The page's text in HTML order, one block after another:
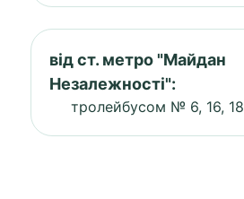
від ст. метро "Майдан
Незалежності":
тролейбусом № 6, 16, 18